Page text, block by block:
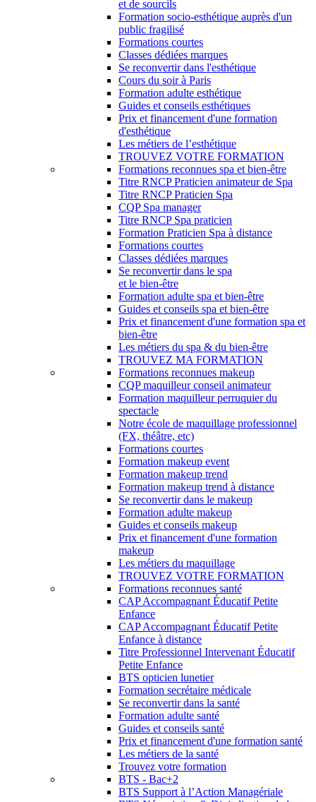
et de sourcils
Formation socio-esthétique auprès d'un
public fragilisé
Formations courtes
Classes dédiées marques
Se reconvertir dans l'esthétique
Cours du soir à Paris
Formation adulte esthétique
Guides et conseils esthétiques
Prix et financement d'une formation
d'esthétique
Les métiers de l’esthétique
TROUVEZ VOTRE FORMATION
Formations reconnues spa et bien-être
Titre RNCP Praticien animateur de Spa
Titre RNCP Praticien Spa
CQP Spa manager
Titre RNCP Spa praticien
Formation Praticien Spa à distance
Formations courtes
Classes dédiées marques
Se reconvertir dans le spa
et le bien-être
Formation adulte spa et bien-être
Guides et conseils spa et bien-être
Prix et financement d'une formation spa et
bien-être
Les métiers du spa & du bien-être
TROUVEZ MA FORMATION
Formations reconnues makeup
CQP maquilleur conseil animateur
Formation maquilleur perruquier du
spectacle
Notre école de maquillage professionnel
(FX, théâtre, etc)
Formations courtes
Formation makeup event
Formation makeup trend
Formation makeup trend à distance
Se reconvertir dans le makeup
Formation adulte makeup
Guides et conseils makeup
Prix et financement d'une formation
makeup
Les métiers du maquillage
TROUVEZ VOTRE FORMATION
Formations reconnues santé
CAP Accompagnant Éducatif Petite
Enfance
CAP Accompagnant Éducatif Petite
Enfance à distance
Titre Professionnel Intervenant Éducatif
Petite Enfance
BTS opticien lunetier
Formation secrétaire médicale
Se reconvertir dans la santé
Formation adulte santé
Guides et conseils santé
Prix et financement d'une formation santé
Les métiers de la santé
Trouvez votre formation
BTS - Bac+2
BTS Support à l’Action Managériale